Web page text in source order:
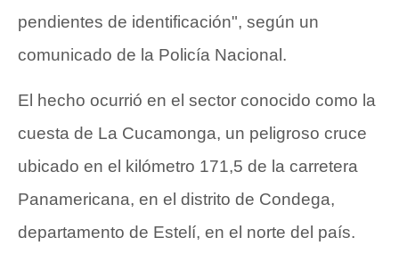
pendientes de identificación", según un
comunicado de la Policía Nacional.
El hecho ocurrió en el sector conocido como la
cuesta de La Cucamonga, un peligroso cruce
ubicado en el kilómetro 171,5 de la carretera
Panamericana, en el distrito de Condega,
departamento de Estelí, en el norte del país.